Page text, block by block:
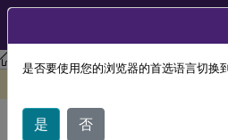
Linux 虚拟投递代理 Linux Virtual
其他
是否要使用您的浏览器的首选语言切换
是 否